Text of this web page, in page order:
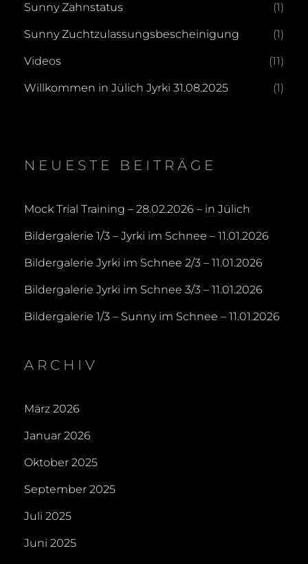
Sunny Zahnstatus (1)
Sunny Zuchtzulassungsbescheinigung (1)
Videos (11)
Willkommen in Jülich Jyrki 31.08.2025 (1)
NEUESTE BEITRÄGE
Mock Trial Training – 28.02.2026 – in Jülich
Bildergalerie 1/3 – Jyrki im Schnee – 11.01.2026
Bildergalerie Jyrki im Schnee 2/3 – 11.01.2026
Bildergalerie Jyrki im Schnee 3/3 – 11.01.2026
Bildergalerie 1/3 – Sunny im Schnee – 11.01.2026
ARCHIV
März 2026
Januar 2026
Oktober 2025
September 2025
Juli 2025
Juni 2025